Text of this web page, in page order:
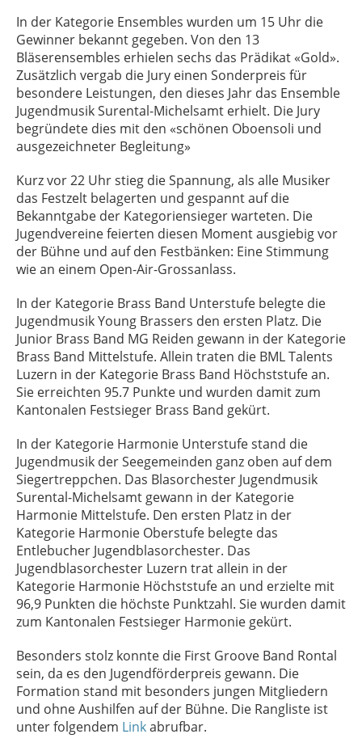
In der Kategorie Ensembles wurden um 15 Uhr die
Gewinner bekannt gegeben. Von den 13
Bläserensembles erhielen sechs das Prädikat «Gold».
Zusätzlich vergab die Jury einen Sonderpreis für
besondere Leistungen, den dieses Jahr das Ensemble
Jugendmusik Surental-Michelsamt erhielt. Die Jury
begründete dies mit den «schönen Oboensoli und
ausgezeichneter Begleitung»
Kurz vor 22 Uhr stieg die Spannung, als alle Musiker
das Festzelt belagerten und gespannt auf die
Bekanntgabe der Kategoriensieger warteten. Die
Jugendvereine feierten diesen Moment ausgiebig vor
der Bühne und auf den Festbänken: Eine Stimmung
wie an einem Open-Air-Grossanlass.
In der Kategorie Brass Band Unterstufe belegte die
Jugendmusik Young Brassers den ersten Platz. Die
Junior Brass Band MG Reiden gewann in der Kategorie
Brass Band Mittelstufe. Allein traten die BML Talents
Luzern in der Kategorie Brass Band Höchststufe an.
Sie erreichten 95.7 Punkte und wurden damit zum
Kantonalen Festsieger Brass Band gekürt.
In der Kategorie Harmonie Unterstufe stand die
Jugendmusik der Seegemeinden ganz oben auf dem
Siegertreppchen. Das Blasorchester Jugendmusik
Surental-Michelsamt gewann in der Kategorie
Harmonie Mittelstufe. Den ersten Platz in der
Kategorie Harmonie Oberstufe belegte das
Entlebucher Jugendblasorchester. Das
Jugendblasorchester Luzern trat allein in der
Kategorie Harmonie Höchststufe an und erzielte mit
96,9 Punkten die höchste Punktzahl. Sie wurden damit
zum Kantonalen Festsieger Harmonie gekürt.
Besonders stolz konnte die First Groove Band Rontal
sein, da es den Jugendförderpreis gewann. Die
Formation stand mit besonders jungen Mitgliedern
und ohne Aushilfen auf der Bühne. Die Rangliste ist
unter folgendem Linkabrufbar.